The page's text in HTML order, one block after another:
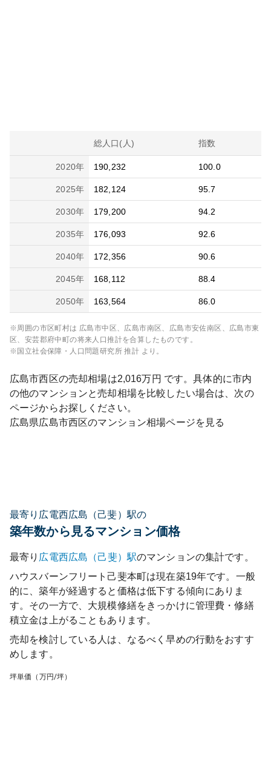
総人口(人) 指数
2020年 190,232 100.0
2025年 182,124 95.7
2030年 179,200 94.2
2035年 176,093 92.6
2040年 172,356 90.6
2045年 168,112 88.4
2050年 163,564 86.0
※周囲の市区町村は 広島市中区、広島市南区、広島市安佐南区、広島市東
区、安芸郡府中町の将来人口推計を合算したものです。
※国立社会保障・人口問題研究所 推計 より。
広島市西区の売却相場は2,016万円 です。具体的に市内
の他のマンションと売却相場を比較したい場合は、次の
ページからお探しください。
広島県広島市西区のマンション相場ページを見る
最寄り広電西広島（己斐）駅の
築年数から見るマンション価格
最寄り 広電西広島（己斐） 駅のマンションの集計です。
ハウスバーンフリート己斐本町は現在築19年です。一般
的に、築年が経過すると価格は低下する傾向にありま
す。その一方で、大規模修繕をきっかけに管理費・修繕
積立金は上がることもあります。
売却を検討している人は、なるべく早めの行動をおすす
めします。
坪単価（万円/坪）